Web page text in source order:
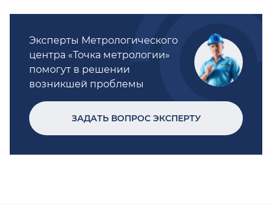
Эксперты Метрологического
центра «Точка метрологии»
помогут в решении
возникшей проблемы
ЗАДАТЬ ВОПРОС ЭКСПЕРТУ